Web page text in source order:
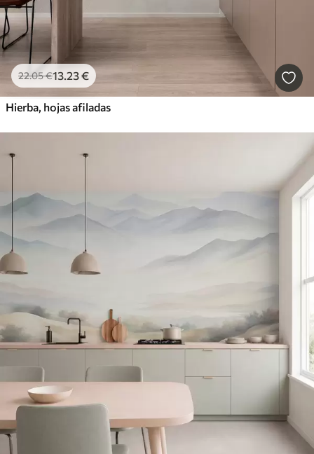
22.05€13 .23€
Hierba, hojas afiladas